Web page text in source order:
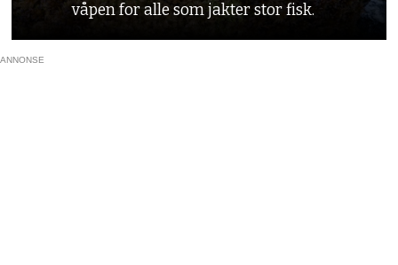
våpen for alle som jakter stor fisk.
ANNONSE